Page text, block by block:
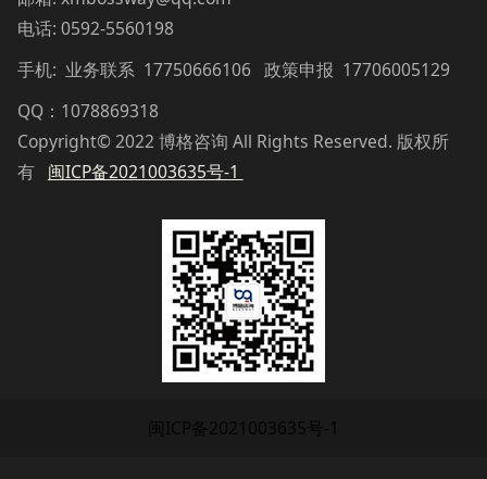
电话: 0592-5560198
手机: 业务联系 17750666106 政策申报 17706005129
QQ：1078869318
Copyright© 2022 博格咨询 All Rights Reserved. 版权所
有 闽ICP备2021003635号-1